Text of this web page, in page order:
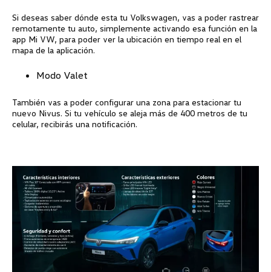
Si deseas saber dónde esta tu Volkswagen, vas a poder rastrear
remotamente tu auto, simplemente activando esa función en la
app Mi VW, para poder ver la ubicación en tiempo real en el
mapa de la aplicación.
Modo Valet
También vas a poder configurar una zona para estacionar tu
nuevo Nivus. Si tu vehículo se aleja más de 400 metros de tu
celular, recibirás una notificación.